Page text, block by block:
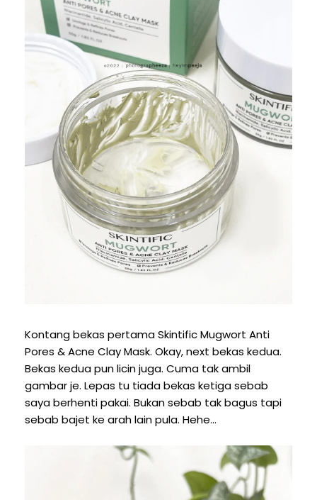
Kontang bekas pertama Skintific Mugwort Anti
Pores & Acne Clay Mask. Okay, next bekas kedua.
Bekas kedua pun licin juga. Cuma tak ambil
gambar je. Lepas tu tiada bekas ketiga sebab
saya berhenti pakai. Bukan sebab tak bagus tapi
sebab bajet ke arah lain pula. Hehe...